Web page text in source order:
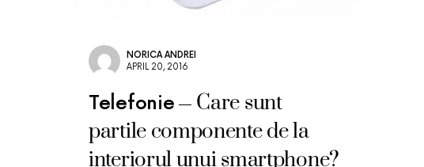
NORICA ANDREI
APRIL 20, 2016
Telefonie
Care sunt
partile componente de la
interiorul unui smartphone?